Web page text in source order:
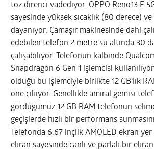
toz direnci vadediyor. OPPO Reno13 F
sayesinde yüksek sıcaklık (80 derece)
dayanıyor. Çamaşır makinesinde dahi
edebilen telefon 2 metre su altında 30
çalışabiliyor. Telefonun kalbinde
Snapdragon 6 Gen 1 işlemcisi
olduğu bu işlemciyle birlikte 12 GB‘lık
öne çıkıyor. Genellikle amiral gemisi
gördüğümüz 12 GB RAM telefonun
geçişlerde hızlı bir performans
Telefonda 6,67 inçlik AMOLED ekran yer
ekran sayesinde canlı ve parlak bir